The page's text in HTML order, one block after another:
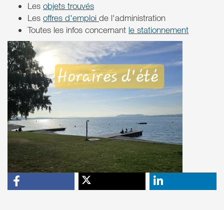
Les objets trouvés
Les offres d'emploi de l'administration
Toutes les infos concernant le stationnement